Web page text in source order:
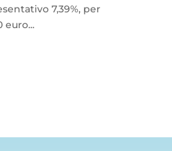
7,39%, per
euro...